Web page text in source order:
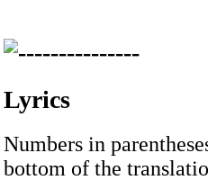
Lyrics
Numbers in
bottom of the